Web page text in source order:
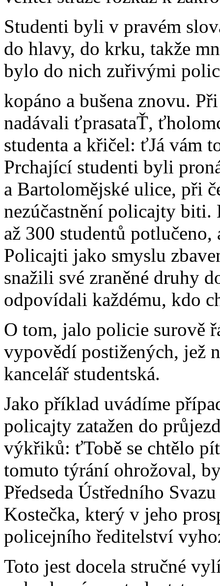
Studenti byli v pravém
do hlavy, do krku, takže
bylo do nich zuřivými
kopáno a bušena znovu.
nadávali ťprasataŤ,
studenta a křičel: ťJá vám
Prchající studenti byli
a Bartolomějské ulice, při
nezúčastnění policajty biti.
až 300 studentů potlučeno,
Policajti jako smyslu
snažili své zraněné druhy
odpovídali každému, kdo
O tom, jalo policie surově
vypovědí postižených, jež
kancelář studentská.
Jako příklad uvádíme
policajty zatažen do
výkřiků: ťTobě se chtělo
tomuto týrání ohrožoval,
Předseda Ústředního
Kostečka, který v jeho
policejního ředitelství
Toto jest docela stručné